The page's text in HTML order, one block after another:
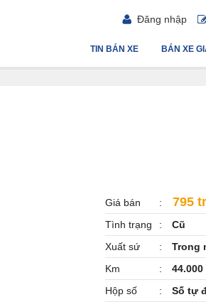
Đăng nhập
BÁN XE
TIN BÁN XE
Giá bán 795
Tình trạng
Cũ
Xuất sứ
Trong
Km
44.000
Hộp số
Số tự